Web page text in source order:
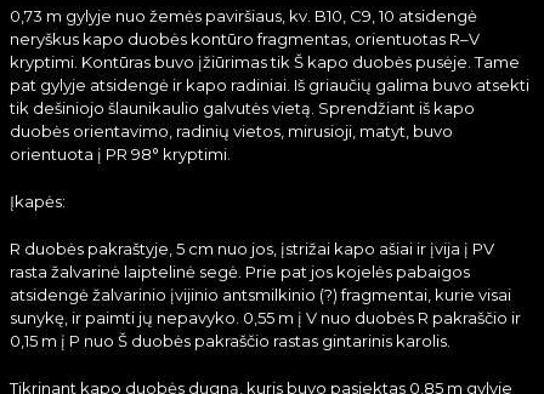
0,73 m gylyje nuo žemės paviršiaus, kv. B10, C9, 10 atsidengė
neryškus kapo duobės kontūro fragmentas, orientuotas R–V
kryptimi. Kontūras buvo įžiūrimas tik Š kapo duobės pusėje. Tame
pat gylyje atsidengė ir kapo radiniai. Iš griaučių galima buvo atsekti
tik dešiniojo šlaunikaulio galvutės vietą. Sprendžiant iš kapo
duobės orientavimo, radinių vietos, mirusioji, matyt, buvo
orientuota į PR 98° kryptimi.
Įkapės:
R duobės pakraštyje, 5 cm nuo jos, įstrižai kapo ašiai ir įvija į PV
rasta žalvarinė laiptelinė segė. Prie pat jos kojelės pabaigos
atsidengė žalvarinio įvijinio antsmilkinio (?) fragmentai, kurie visai
sunykę, ir paimti jų nepavyko. 0,55 m į V nuo duobės R pakraščio ir
0,15 m į P nuo Š duobės pakraščio rastas gintarinis karolis.
Tikrinant kapo duobės dugną, kuris buvo pasiektas 0,85 m gylyje